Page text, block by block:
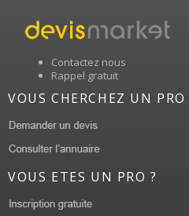
Contactez nous
Rappel gratuit
VOUS CHERCHEZ UN PRO
VOUS ETES UN PRO ?